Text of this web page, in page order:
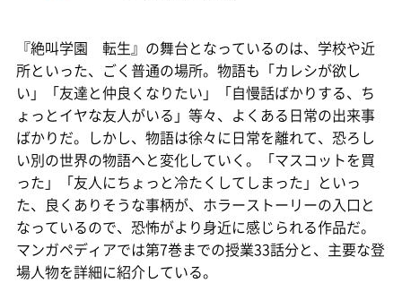
『絶叫学園 転生』の舞台となっているのは、学校や近
所といった、ごく普通の場所。物語も「カレシが欲し
い」「友達と仲良くなりたい」「自慢話ばかりする、ち
ょっとイヤな友人がいる」等々、よくある日常の出来事
ばかりだ。しかし、物語は徐々に日常を離れて、恐ろし
い別の世界の物語へと変化していく。「マスコットを買
った」「友人にちょっと冷たくしてしまった」といっ
た、良くありそうな事柄が、ホラーストーリーの入口と
なっているので、恐怖がより身近に感じられる作品だ。
マンガペディアでは第7巻までの授業33話分と、主要な登
場人物を詳細に紹介している。